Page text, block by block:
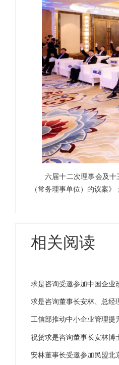
六届十二次理事会及
（常务理事单位）的议案
相关阅读
求是咨询受邀参加中国企业
质量发展学术研讨会
求是咨询董事长安林、总经
工信部推动中小企业管理提
祝贺求是咨询董事长安林博
安林董事长受邀参加民盟北